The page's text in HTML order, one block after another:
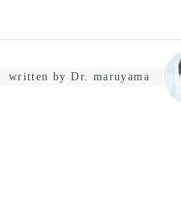
written by Dr. maruyama